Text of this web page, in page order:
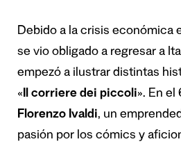
Debido a la crisis económica
se vio obligado a regresar a
empezó a ilustrar distintas
«Il corriere dei piccoli». En el
Florenzo Ivaldi, un
pasión por los cómics y